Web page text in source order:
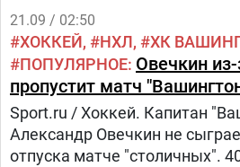
21.09 / 02:50
ХОККЕЙ НХЛ
ХК
ПОПУЛЯРНОЕ Овечкин
пропустит матч
Sport.ru / Хоккей. Капитан
Александр Овечкин не
отпуска матче "столичных".